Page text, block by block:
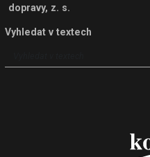
dopravy, z. s.
Vyhledat v textech